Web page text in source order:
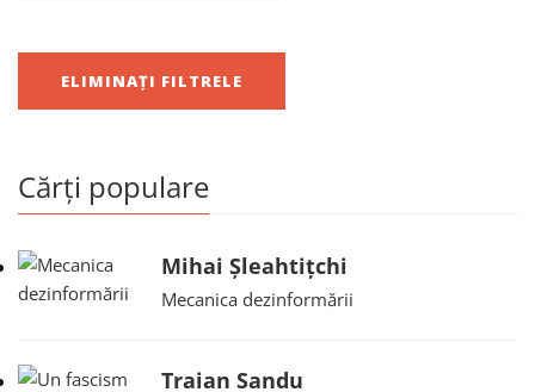
ELIMINAȚI FILTRELE
Cărți populare
Mihai Șleahtițchi
Mecanica dezinformării
Traian Sandu